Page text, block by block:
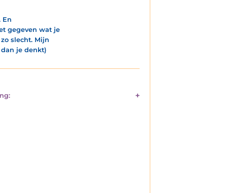
En
gegeven wat je
slecht. Mijn
je denkt)